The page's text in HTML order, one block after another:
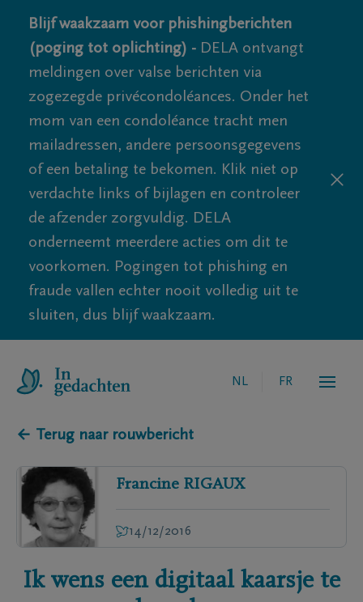
Blijf waakzaam voor phishingberichten
(poging tot oplichting) - DELA ontvangt
meldingen over valse berichten via
zogezegde privécondoléances. Onder het
mom van een condoléance tracht men
mailadressen, andere persoonsgegevens
of een betaling te bekomen. Klik niet op
verdachte links of bijlagen en controleer
de afzender zorgvuldig. DELA
onderneemt meerdere acties om dit te
voorkomen. Pogingen tot phishing en
fraude vallen echter nooit volledig uit te
sluiten, dus blijf waakzaam.
NL FR
← Terug naar rouwbericht
Francine RIGAUX
14/12/2016
Ik wens een digitaal kaarsje te